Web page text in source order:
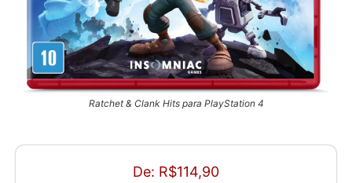
Ratchet & Clank Hits para PlayStation 4
De: R$114,90